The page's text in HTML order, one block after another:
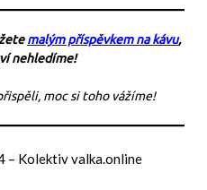
malým příspěvkem na kávu,
nehledíme!
moc si toho vážíme!
– Kolektiv valka.online